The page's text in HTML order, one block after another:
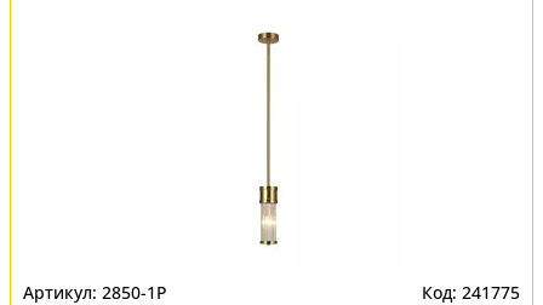
2850-1P 241775